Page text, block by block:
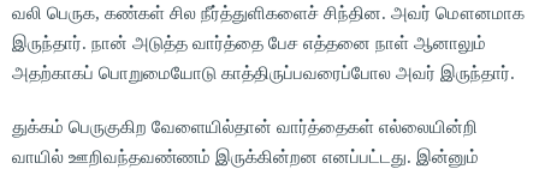
வலி பெருக, கண்கள் சில நீர்த்துளிகளைச் சிந்தின. அவர் மௌனமாக
இருந்தார். நான் அடுத்த வார்த்தை பேச எத்தனை நாள் ஆனாலும்
அதற்காகப் பொறுமையோடு காத்திருப்பவரைப்போல அவர் இருந்தார்.
துக்கம் பெருகுகிற வேளையில்தான் வார்த்தைகள் எல்லையின்றி
வாயில் ஊறிவந்தவண்ணம் இருக்கின்றன எனப்பட்டது. இன்னும்